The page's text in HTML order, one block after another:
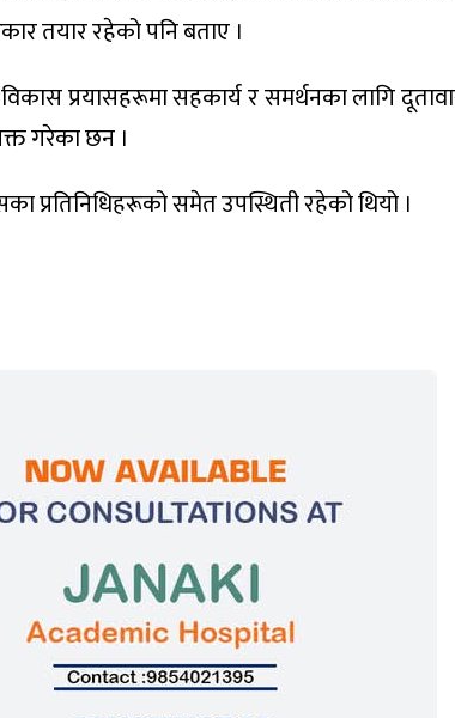
तयार रहेको पनि बताए ।
प्रयासहरूमा सहकार्य र समर्थनका लागि
गरेका छन ।
प्रतिनिधिहरूको समेत उपस्थिती रहेको थियो ।